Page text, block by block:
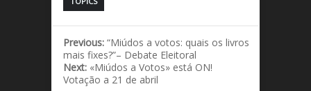
Previous: “Miúdos a votos: quais os livros
mais fixes?”– Debate Eleitoral
Next: «Miúdos a Votos» está ON!
Votação a 21 de abril